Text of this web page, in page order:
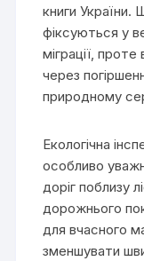
книги України.
фіксуються у
міграції,
через
природному
Екологічна
особливо
доріг поблизу
дорожнього
для вчасного
зменшувати